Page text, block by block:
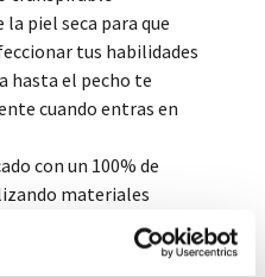
la piel seca para que
tus habilidades
hasta el pecho te
cuando entras en
con un 100% de
materiales
finitos y la huella que